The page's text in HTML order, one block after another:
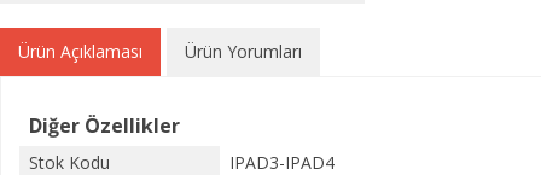
Ürün Açıklaması Ürün Yorumları
Diğer Özellikler
Stok Kodu
IPAD3-IPAD4